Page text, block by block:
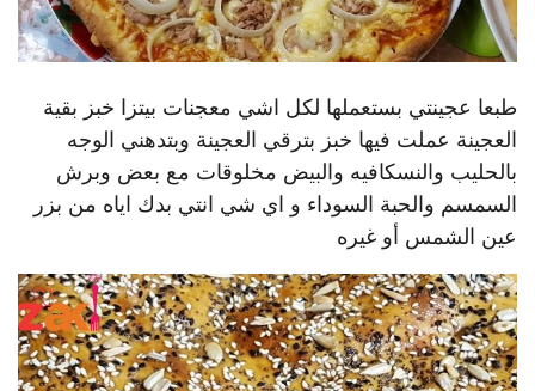
طبعا عجينتي بستعملها لكل اشي معجنات بيتزا خبز بقية
العجينة عملت فيها خبز بترقي العجينة وبتدهني الوجه
بالحليب والنسكافيه والبيض مخلوقات مع بعض وبرش
السمسم والحبة السوداء و اي شي انتي بدك اياه من بزر
عين الشمس أو غيره